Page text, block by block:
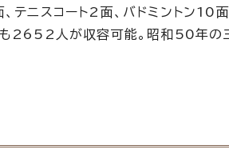
テニスコート2面、バドミントン10
2652人が収容可能。昭和50年の